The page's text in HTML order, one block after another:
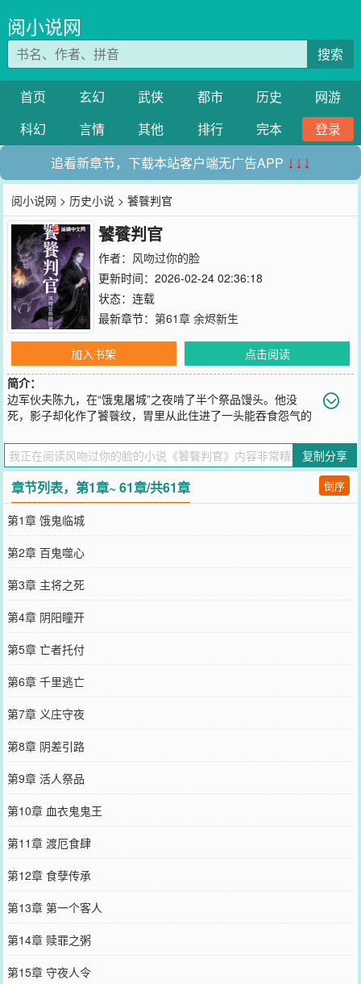
阅小说网
搜索
首页 玄幻 武侠 都市 历史
网游
科幻
言情 其他 排行 完本
登录
追看新章节，下载本站客户端无广告APP ↓↓↓
阅小说网 > 历史小说 > 饕餮判官
饕餮判官
作者： 风吻过你的脸
更新时间：2026-02-24 02:36:18
状态：连载
最新章节： 第61章 余烬新生
加入书架
点击阅读
简介：
边军伙夫陈九，在“饿鬼屠城”之夜啃了半个祭品馒头。他没
死，影子却化作了饕餮纹，胃里从此住进了一头能吞食怨气的
“渡厄食肆”。米粥可镇魂，汤饼能解冤，一饮一食，专了断世间孽
债。然而，客人的冤孽越吃越深。科场怨灵指向礼部尚书，无头阴兵
跪在当朝宰相身后，每一桩诡案背后，都缠绕着门阀“陇西赵氏”的丝
线。陈九这才惊觉，饿鬼屠城并非天灾，而是一场以三百将士为祭、
炼制“七杀阴将”的阴谋。更可怕的是真相：阳世门阀早已与阴司鬼神
签下契约，以百姓气运为牲，换取家族百年富贵。饕餮吞怨，人亦食
人。于是，锅灶成了法坛，菜刀化为判笔。陈九要以这双能看穿孽债
的“阴阳瞳”，与这尊能消化罪业的“食孽胃”，尝尽京城诡案，吞下门阀
千年罪孽。他要在这人鬼共食的乱世，重订阴阳契约，做最后的——
饕餮判官。
您要是觉得《
里的朋友推荐哦！
复制分享
章节列表，第1章~ 61章/共61章 倒序
第1章 饿鬼临城
第2章 百鬼噬心
第3章 主将之死
第4章 阴阳瞳开
第5章 亡者托付
第6章 千里逃亡
第7章 义庄守夜
第8章 阴差引路
第9章 活人祭品
第10章 血衣鬼鬼王
第11章 渡厄食肆
第12章 食孽传承
第13章 第一个客人
第14章 赎罪之粥
第15章 守夜人令